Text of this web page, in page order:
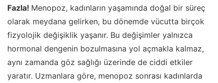
Fazla! Menopoz, kadınların yaşamında doğal bir süreç
olarak meydana gelirken, bu dönemde vücutta birçok
fizyolojik değişiklik yaşanır. Bu değişimler yalnızca
hormonal dengenin bozulmasına yol açmakla kalmaz,
aynı zamanda göz sağlığı üzerinde de ciddi etkiler
yaratır. Uzmanlara göre, menopoz sonrası kadınlarda